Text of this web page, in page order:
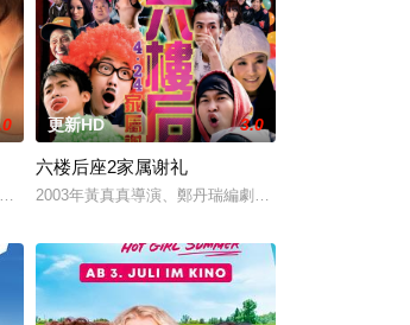
雅斯敏的约会对象是乌塔玛，博沃食品公司的继承人，
and Company's fina
歌 饰），为利益化身“深情画家”，步步为营接近倔强女
更新HD 3.0
六楼后座2家属谢礼
2003年黃真真導演、鄭丹瑞編劇的喜劇《六樓后座》